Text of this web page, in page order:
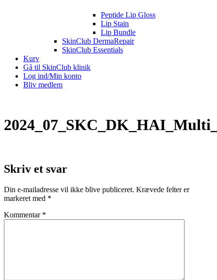
Peptide Lip Gloss
Lip Stain
Lip Bundle
SkinClub DermaRepair
SkinClub Essentials
Kurv
Gå til SkinClub klinik
Log ind/Min konto
Bliv medlem
Skriv et svar
Din e-mailadresse vil ikke blive publiceret. Krævede felter er
markeret med *
Kommentar *